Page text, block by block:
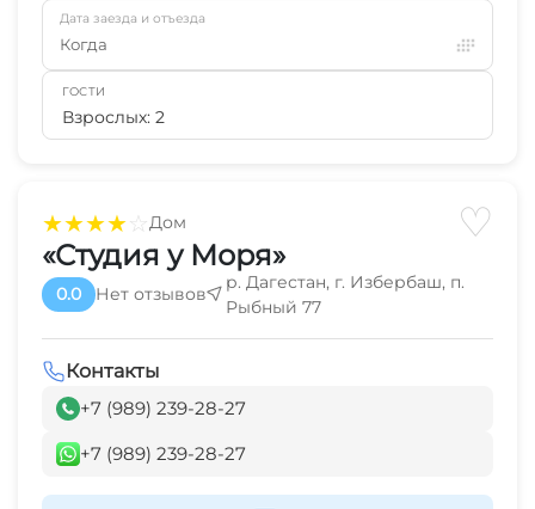
★★★★☆Дом ♡
«Студия у Моря»
0.0 Нет отзывов
р. Дагестан, г. Избербаш, п.
Рыбный 77
Контакты
+7 (989) 239-28-27
+7 (989) 239-28-27
Дата заезда и отъезда
Когда
ГОСТИ
Взрослых: 2